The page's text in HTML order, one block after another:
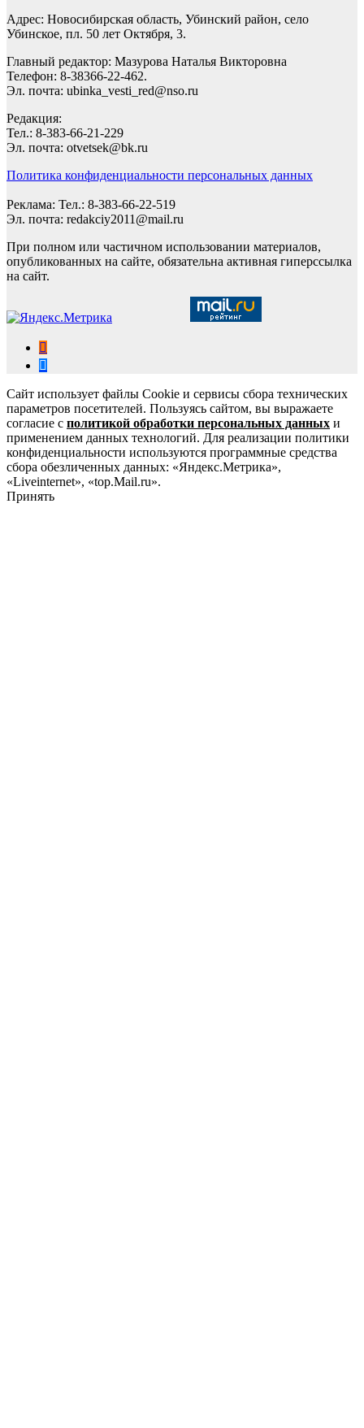
Адрес: Новосибирская область, Убинский район, село
Убинское, пл. 50 лет Октября, 3.
Главный редактор: Мазурова Наталья Викторовна
Телефон: 8-38366-22-462.
Эл. почта: ubinka_vesti_red@nso.ru
Редакция:
Тел.: 8-383-66-21-229
Эл. почта: otvetsek@bk.ru
Политика конфиденциальности персональных данных
Реклама: Тел.: 8-383-66-22-519
Эл. почта: redakciy2011@mail.ru
При полном или частичном использовании материалов,
опубликованных на сайте, обязательна активная гиперссылка
на сайт.
Сайт использует файлы Cookie и сервисы сбора технических
параметров посетителей. Пользуясь сайтом, вы выражаете
согласие с политикой обработки персональных данных и
применением данных технологий. Для реализации политики
конфиденциальности используются программные средства
сбора обезличенных данных: «Яндекс.Метрика»,
«Liveinternet», «top.Mail.ru».
Принять